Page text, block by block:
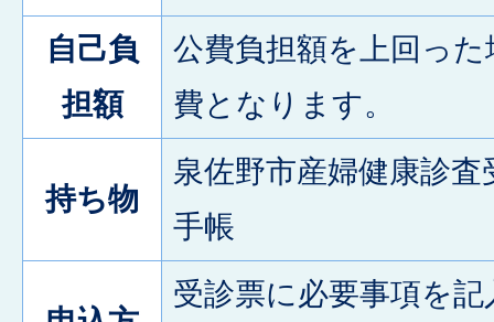
自己負
担額
公費負担額を上回っ
費となります。
持ち物
泉佐野市産婦健康診
手帳
受診票に必要事項を